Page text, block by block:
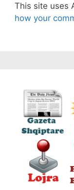
This site uses
how your